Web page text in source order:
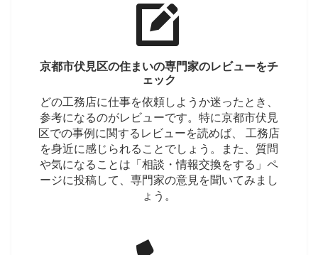
京都市伏見区の住まいの専門家のレビューをチ
ェック
どの工務店に仕事を依頼しようか迷ったとき、
参考になるのがレビューです。特に京都市伏見
区での事例に関するレビューを読めば、 工務店
を身近に感じられることでしょう。また、質問
や気になることは「相談・情報交換をする」ペ
ージに投稿して、専門家の意見を聞いてみまし
ょう。